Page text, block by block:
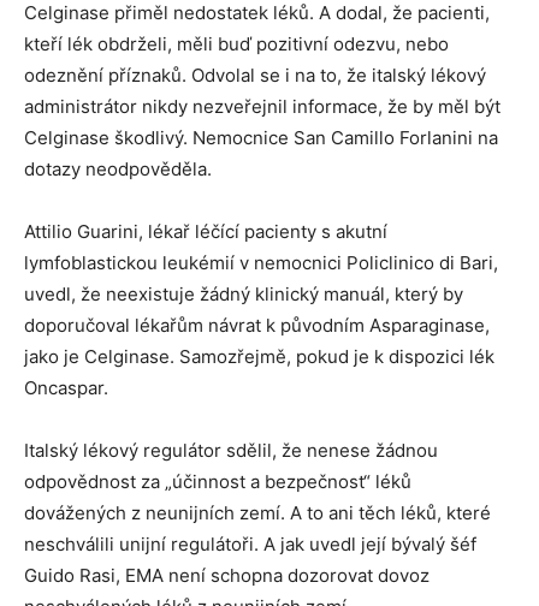
Celginase přiměl nedostatek léků. A dodal, že pacienti,
kteří lék obdrželi, měli buď pozitivní odezvu, nebo
odeznění příznaků. Odvolal se i na to, že italský lékový
administrátor nikdy nezveřejnil informace, že by měl být
Celginase škodlivý. Nemocnice San Camillo Forlanini na
dotazy neodpověděla.
Attilio Guarini, lékař léčící pacienty s akutní
lymfoblastickou leukémií v nemocnici Policlinico di Bari,
uvedl, že neexistuje žádný klinický manuál, který by
doporučoval lékařům návrat k původním Asparaginase,
jako je Celginase. Samozřejmě, pokud je k dispozici lék
Oncaspar.
Italský lékový regulátor sdělil, že nenese žádnou
odpovědnost za „účinnost a bezpečnost“ léků
dovážených z neunijních zemí. A to ani těch léků, které
neschválili unijní regulátoři. A jak uvedl její bývalý šéf
Guido Rasi, EMA není schopna dozorovat dovoz